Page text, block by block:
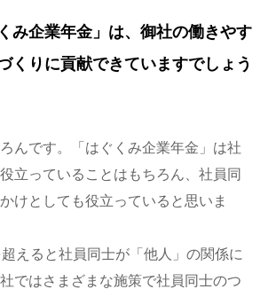
み企業年金」は、御社の働きやす
くりに貢献できていますでしょう
んです。「はぐくみ企業年金」は社
立っていることはもちろん、社員同
けとしても役立っていると思いま
えると社員同士が「他人」の関係に
ではさまざまな施策で社員同士のつ